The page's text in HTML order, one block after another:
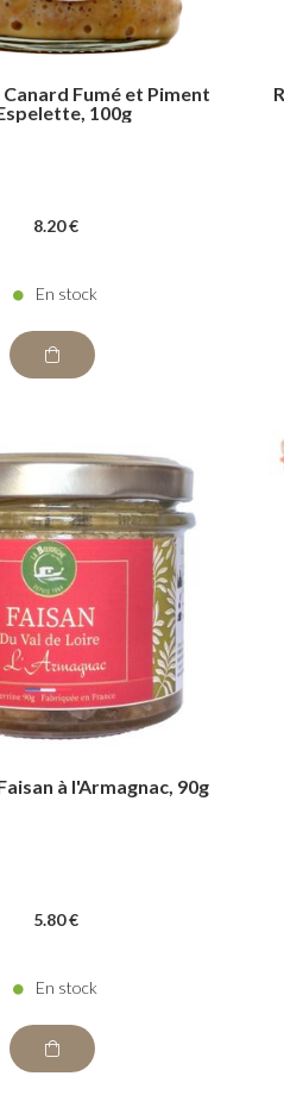
Fumé et Piment
100g
8.20€
En stock
à l'Armagnac, 90g
5.80€
En stock